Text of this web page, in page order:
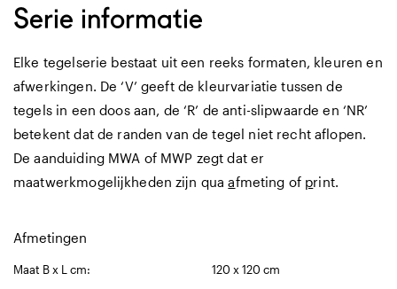
Serie informatie
Elke tegelserie bestaat uit een reeks formaten, kleuren en
afwerkingen. De ‘V’ geeft de kleurvariatie tussen de
tegels in een doos aan, de ‘R’ de anti-slipwaarde en ‘NR’
betekent dat de randen van de tegel niet recht aflopen.
De aanduiding MWA of MWP zegt dat er
maatwerkmogelijkheden zijn quaafmeting of print.
Afmetingen
Maat B x L cm: 120 x 120 cm